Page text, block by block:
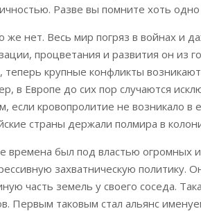
Разве вы помните хоть одно
же нет. Весь мир погряз в войнах и
процветания и развития он из
теперь крупные конфликты
в Европе до сих пор случаются
если кровопролитие не возникало
страны держали полмира в
времена был под властью огромных
захватническую политику.
часть земель у своего соседа.
Первым таковым стал альянс